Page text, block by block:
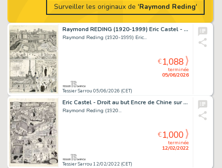
Surveiller les originaux de 'Raymond Reding'
Raymond REDING (1920-1999) Eric Castel - Le secret...
Raymond Reding (1920-1999) Eric...
Tessier Sarrou 05/06/2026 (CET)
terminée
05/06/2026
€1,088
Eric Castel - Droit au but Encre de Chine sur papier...
Raymond Reding (1920...
Tessier Sarrou 12/02/2022 (CET)
terminée
12/02/2022
€1,000